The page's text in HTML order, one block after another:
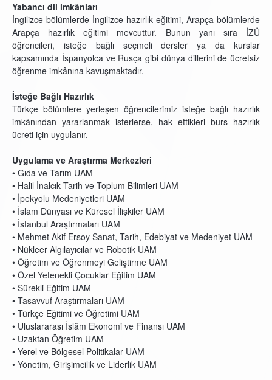
Yabancı dil imkânları
İngilizce bölümlerde İngilizce hazırlık eğitimi, Arapça bölümlerde
Arapça hazırlık eğitimi mevcuttur. Bunun
yanı sıra İZÜ
öğrencileri, isteğe bağlı seçmeli dersler ya da kurslar
kapsamında İspanyolca ve Rusça gibi dünya dillerini de ücretsiz
öğrenme imkânına kavuşmaktadır.
İsteğe Bağlı Hazırlık
Türkçe bölümlere yerleşen öğrencilerimiz isteğe bağlı hazırlık
imkânından yararlanmak isterlerse, hak ettikleri burs hazırlık
ücreti için uygulanır.
Uygulama ve Araştırma Merkezleri
• Gıda ve Tarım UAM
• Halil İnalcık Tarih ve Toplum Bilimleri UAM
• İpekyolu Medeniyetleri UAM
• İslam Dünyası ve Küresel İlişkiler UAM
• İstanbul Araştırmaları UAM
• Mehmet Akif Ersoy Sanat, Tarih, Edebiyat ve Medeniyet UAM
• Nükleer Algılayıcılar ve Robotik UAM
• Öğretim ve Öğrenmeyi Geliştirme UAM
• Özel Yetenekli Çocuklar Eğitim UAM
• Sürekli Eğitim UAM
• Tasavvuf Araştırmaları UAM
• Türkçe Eğitimi ve Öğretimi UAM
• Uluslararası İslâm Ekonomi ve Finansı UAM
• Uzaktan Öğretim UAM
• Yerel ve Bölgesel Politikalar UAM
• Yönetim, Girişimcilik ve Liderlik UAM